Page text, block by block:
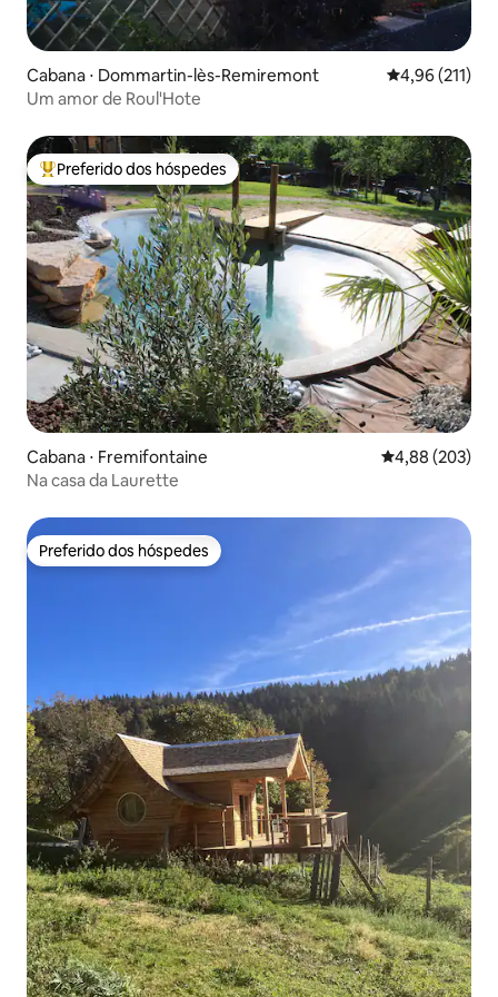
Cabana ⋅ Dommartin-lès-Remiremont 4,96 de uma
4,96 (211)
Um amor de Roul'Hote
Entre os melhores preferidos dos hóspedes
Preferido dos hóspedes
Cabana ⋅ Fremifontaine 4,88 de uma
4,88 (203)
Na casa da Laurette
Preferido dos hóspedes
Preferido dos hóspedes